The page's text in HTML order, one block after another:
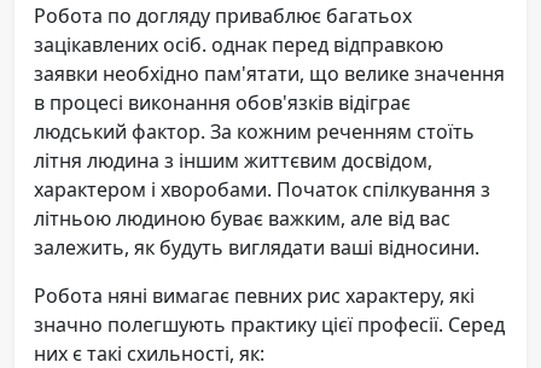
Робота по догляду приваблює багатьох
зацікавлених осіб. однак перед відправкою
заявки необхідно пам'ятати, що велике значення
в процесі виконання обов'язків відіграє
людський фактор. За кожним реченням стоїть
літня людина з іншим життєвим досвідом,
характером і хворобами. Початок спілкування з
літньою людиною буває важким, але від вас
залежить, як будуть виглядати ваші відносини.
Робота няні вимагає певних рис характеру, які
значно полегшують практику цієї професії. Серед
них є такі схильності, як: